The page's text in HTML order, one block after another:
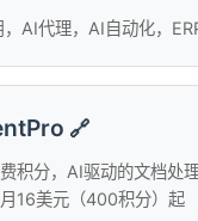
AI代理，AI自动化，
🔗
积分，AI驱动的文档处
16美元（400积分）起